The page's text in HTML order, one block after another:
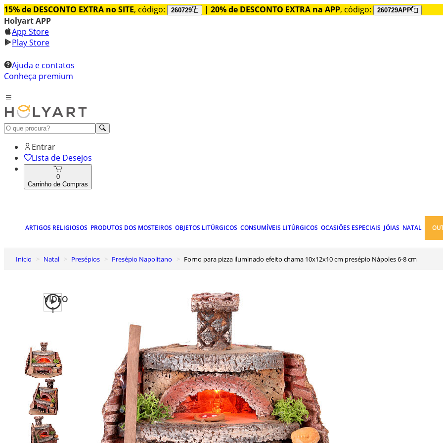
15% de DESCONTO EXTRA no SITE, código: 260729 | 20% de DESCONTO EXTRA na APP, código: 260729APP
Holyart APP
App Store
Play Store
Ajuda e contatos
Conheça premium
Entrar
Lista de Desejos
0
Carrinho de Compras
ARTIGOS RELIGIOSOS PRODUTOS DOS MOSTEIROS OBJETOS LITÚRGICOS CONSUMÍVEIS LITÚRGICOS OCASIÕES ESPECIAIS JÓIAS NATAL
Inicio Natal Presépios Presépio Napolitano Forno para pizza iluminado efeito chama 10x12x10 cm presépio Nápoles 6-8 cm
VIDEO
1